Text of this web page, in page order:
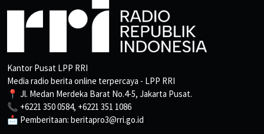
Kantor Pusat LPP RRI
Media radio berita online terpercaya - LPP RRI
📍 Jl. Medan Merdeka Barat No.4-5, Jakarta Pusat.
📞 +6221 350 0584, +6221 351 1086
📩 Pemberitaan: beritapro3@rri.go.id